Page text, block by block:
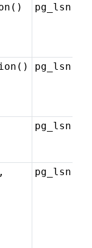
pg_lsn
pg_lsn
pg_lsn
,
pg_lsn